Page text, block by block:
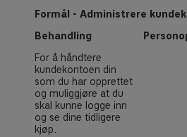
Formål - Administrere
Behandling
For å håndtere
kundekontoen din
som du har opprettet
og muliggjøre at du
skal kunne logge inn
og se dine tidligere
kjøp.